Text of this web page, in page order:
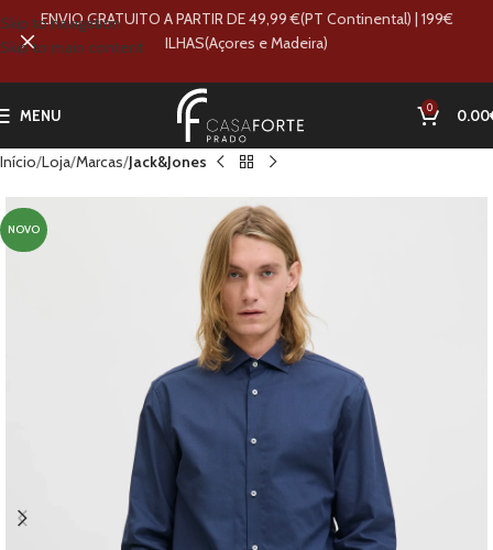
Skip to navigation
Skip to main content
MENU 0 0.00
Início Loja Marcas Jack&Jones
NOVO
ENVIO GRATUITO A PARTIR DE 49,99 €(PT Continental) | 199€
ILHAS(Açores e Madeira)